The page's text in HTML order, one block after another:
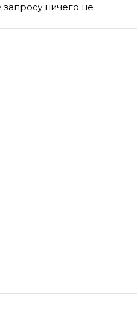
ничего не